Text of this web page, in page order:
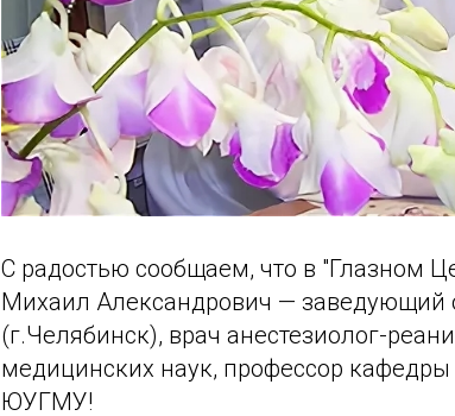
С радостью сообщаем, что в "Глазном
Михаил Александрович — заведующий
(г.Челябинск), врач анестезиолог-
медицинских наук, профессор
ЮУГМУ!